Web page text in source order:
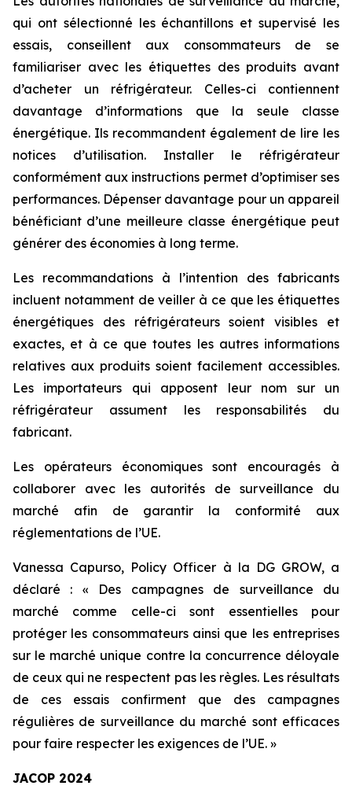
qui ont sélectionné les échantillons et supervisé les
essais, conseillent aux consommateurs de se
familiariser avec les étiquettes des produits avant
d’acheter un réfrigérateur. Celles-ci contiennent
davantage d’informations que la seule classe
énergétique. Ils recommandent également de lire les
notices d’utilisation. Installer le réfrigérateur
conformément aux instructions permet d’optimiser ses
performances. Dépenser davantage pour un appareil
bénéficiant d’une meilleure classe énergétique peut
générer des économies à long terme.
Les recommandations à l’intention des fabricants
incluent notamment de veiller à ce que les étiquettes
énergétiques des réfrigérateurs soient visibles et
exactes, et à ce que toutes les autres informations
relatives aux produits soient facilement accessibles.
Les importateurs qui apposent leur nom sur un
réfrigérateur assument les responsabilités du
fabricant.
Les opérateurs économiques sont encouragés à
collaborer avec les autorités de surveillance du
marché afin de garantir la conformité aux
réglementations de l’UE.
Vanessa Capurso, Policy Officer à la DG GROW, a
déclaré : « Des campagnes de surveillance du
marché comme celle-ci sont essentielles pour
protéger les consommateurs ainsi que les entreprises
sur le marché unique contre la concurrence déloyale
de ceux qui ne respectent pas les règles. Les résultats
de ces essais confirment que des campagnes
régulières de surveillance du marché sont efficaces
pour faire respecter les exigences de l’UE. »
JACOP 2024